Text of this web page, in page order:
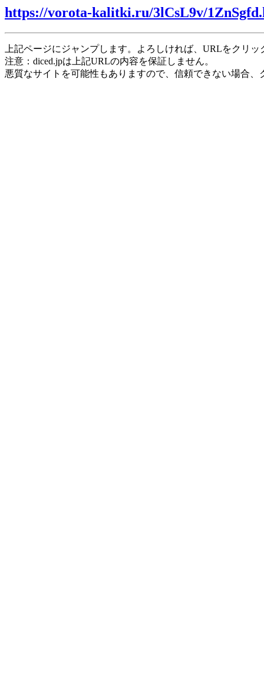
https://vorota-kalitki.ru/3lCsL9v/
上記ページにジャンプします。よろしければ、URLをクリ
注意：diced.jpは上記URLの内容を保証しません。
悪質なサイトを可能性もありますので、信頼できない場合、